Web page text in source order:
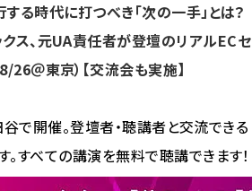
探す セミナー／イベント から探す
データを自動連携する「WMSES」、販売を本格スタート
る時代に打つべき「次の一手」とは？
クス、元UA責任者が登壇のリアルECセ
26＠東京）【交流会も実施】
谷で開催。登壇者・聴講者と交流できる
すべての講演を無料で聴講できます！